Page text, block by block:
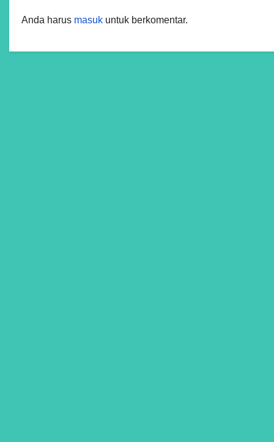
Anda harus masuk untuk berkomentar.